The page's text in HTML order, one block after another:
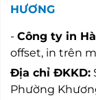
HƯƠNG
- Công ty in
offset, in trên
Địa chỉ ĐKKD:
Phường